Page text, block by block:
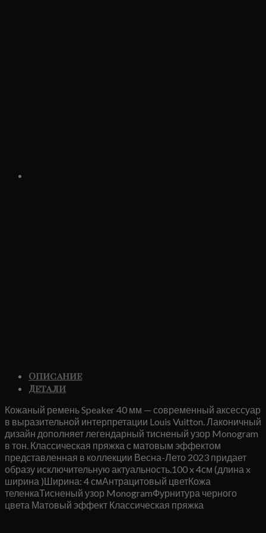
Описание
Детали
Кожаный ремень Speaker 40 мм — современный аксессуар
в выразительной интерпретации Louis Vuitton. Лаконичный
дизайн дополняет легендарный тисненый узор Monogram
в тон. Классическая пряжка с матовым эффектом
представленная в коллекции Весна-Лето 2023 придает
образу исключительную актуальность.100 x 4см (длина x
ширина )Ширина: 4 смАнтрацитовый цветКожа
теленкаТисненый узор MonogramФурнитура черного
цвета Матовый эффект Классическая пряжка